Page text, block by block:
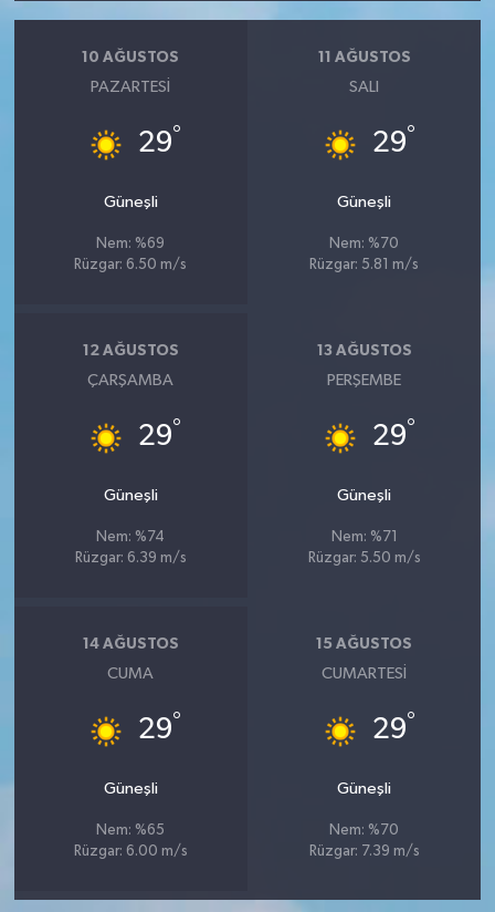
10 AĞUSTOS
PAZARTESI
29°
Güneşli
Nem: %69
Rüzgar: 6.50 m/s
11 AĞUSTOS
SALI
29°
Güneşli
Nem: %70
Rüzgar: 5.81 m/s
12 AĞUSTOS
ÇARŞAMBA
29°
Güneşli
Nem: %74
Rüzgar: 6.39 m/s
13 AĞUSTOS
PERŞEMBE
29°
Güneşli
Nem: %71
Rüzgar: 5.50 m/s
14 AĞUSTOS
CUMA
29°
Güneşli
Nem: %65
Rüzgar: 6.00 m/s
15 AĞUSTOS
CUMARTESI
29°
Güneşli
Nem: %70
Rüzgar: 7.39 m/s